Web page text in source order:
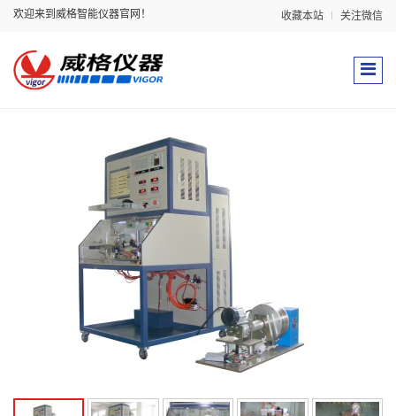
欢迎来到威格智能仪器官网！ 收藏本站 关注微信